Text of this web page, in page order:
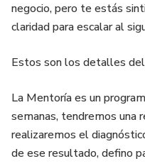
negocio, pero te estás
claridad para escalar al
Estos son los detalles
La Mentoría es un
semanas, tendremos una
realizaremos el
de ese resultado, defino